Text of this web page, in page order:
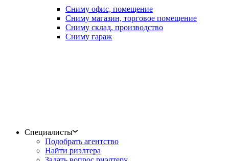
Сниму офис, помещение
Сниму магазин, торговое помещение
Сниму склад, производство
Сниму гараж
Специалисты
Подобрать агентство
Найти риэлтера